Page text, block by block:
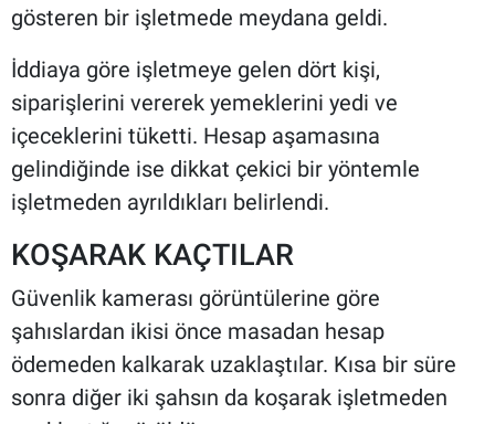
gösteren bir işletmede meydana geldi.
İddiaya göre işletmeye gelen dört kişi,
siparişlerini vererek yemeklerini yedi ve
içeceklerini tüketti. Hesap aşamasına
gelindiğinde ise dikkat çekici bir yöntemle
işletmeden ayrıldıkları belirlendi.
KOŞARAK KAÇTILAR
Güvenlik kamerası görüntülerine göre
şahıslardan ikisi önce masadan hesap
ödemeden kalkarak uzaklaştılar. Kısa bir süre
sonra diğer iki şahsın da koşarak işletmeden